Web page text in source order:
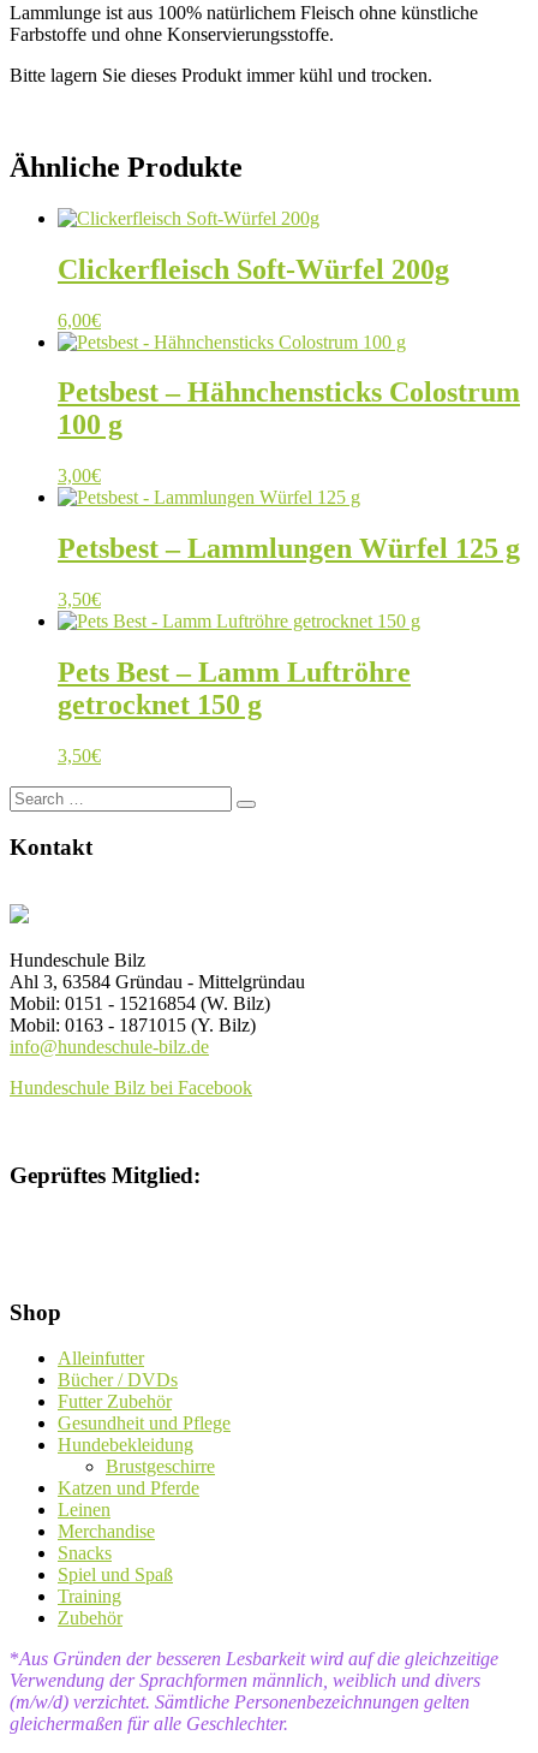
Lammlunge ist aus 100% natürlichem Fleisch ohne künstliche
Farbstoffe und ohne Konservierungsstoffe.
Bitte lagern Sie dieses Produkt immer kühl und trocken.
Ähnliche Produkte
Clickerfleisch Soft-Würfel 200g
6,00€
Petsbest – Hähnchensticks Colostrum
100 g
3,00€
Petsbest – Lammlungen Würfel 125 g
3,50€
Pets Best – Lamm Luftröhre
getrocknet 150 g
3,50€
Search
for:
Kontakt
Hundeschule Bilz
Ahl 3, 63584 Gründau - Mittelgründau
Mobil: 0151 - 15216854 (W. Bilz)
Mobil: 0163 - 1871015 (Y. Bilz)
info@hundeschule-bilz.de
Hundeschule Bilz bei Facebook
Geprüftes Mitglied:
Shop
Alleinfutter
Bücher / DVDs
Futter Zubehör
Gesundheit und Pflege
Hundebekleidung
Brustgeschirre
Katzen und Pferde
Leinen
Merchandise
Snacks
Spiel und Spaß
Training
Zubehör
*Aus Gründen der besseren Lesbarkeit wird auf die gleichzeitige
Verwendung der Sprachformen männlich, weiblich und divers
(m/w/d) verzichtet. Sämtliche Personenbezeichnungen gelten
gleichermaßen für alle Geschlechter.